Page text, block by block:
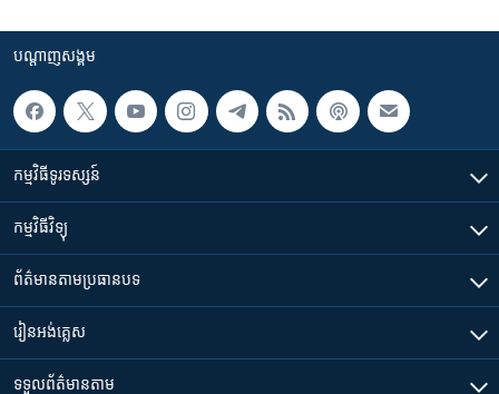
បណ្តាញ​សង្គម
កម្មវិធី​ទូរទស្សន៍
កម្មវិធី​វិទ្យុ
ព័ត៌មាន​តាមប្រធានបទ​
រៀន​​អង់គ្លេស
ទទួល​ព័ត៌មាន​តាម